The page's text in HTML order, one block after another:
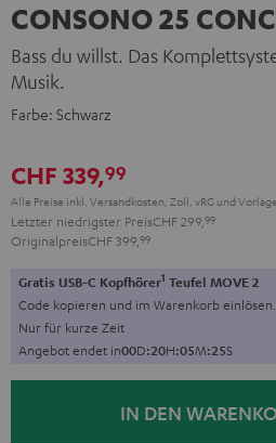
CONSONO 25
Bass du willst. Das
Musik.
Farbe: Schwarz
CHF 339,99
Alle Preise inkl. Versandkosten, Zoll, vRG und
Letzter niedrigster PreisCHF 299, 99
OriginalpreisCHF 399, 99
Gratis USB-C Kopfhörer1 Teufel MOVE 2
Code kopieren und im Warenkorb einlösen.
Nur für kurze Zeit
Angebot endet in00D:20H:05M:24S
IN DEN